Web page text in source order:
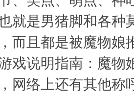
就是男猪脚和各种
而且都是被魔物
戏说明指南：魔
网络上还有其他